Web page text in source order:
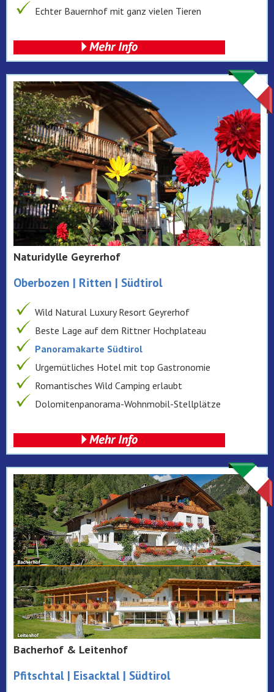
Echter Bauernhof mit ganz vielen Tieren
Naturidylle Geyrerhof
Oberbozen | Ritten | Südtirol
Wild Natural Luxury Resort Geyrerhof
Beste Lage auf dem Rittner Hochplateau
Panoramakarte Südtirol
Urgemütliches Hotel mit top Gastronomie
Romantisches Wild Camping erlaubt
Dolomitenpanorama-Wohnmobil-Stellplätze
Bacherhof & Leitenhof
Pfitschtal | Eisacktal | Südtirol